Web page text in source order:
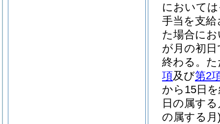
において
手当を支
た場合に
が月の初
終わる。
項及び第2
から15日
日の属す
の属する月